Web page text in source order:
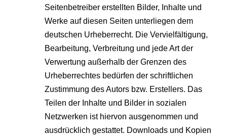
Seitenbetreiber erstellten Bilder, Inhalte und
Werke auf diesen Seiten unterliegen dem
deutschen Urheberrecht. Die Vervielfältigung,
Bearbeitung, Verbreitung und jede Art der
Verwertung außerhalb der Grenzen des
Urheberrechtes bedürfen der schriftlichen
Zustimmung des Autors bzw. Erstellers. Das
Teilen der Inhalte und Bilder in sozialen
Netzwerken ist hiervon ausgenommen und
ausdrücklich gestattet. Downloads und Kopien